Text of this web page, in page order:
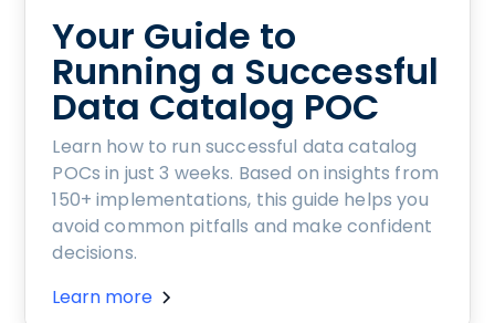
Your Guide to
Running a Successful
Data Catalog POC
Learn how to run successful data catalog
POCs in just 3 weeks. Based on insights from
150+ implementations, this guide helps you
avoid common pitfalls and make confident
decisions.
Learn more